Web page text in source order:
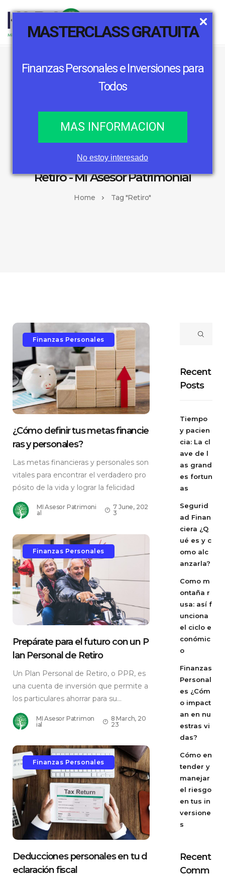
MASTERCLASS GRATUITA
Finanzas Personales e Inversiones para
Todos
MAS INFORMACION
No estoy interesado
Retiro - Mi Asesor Patrimonial
Home Tag "Retiro"
Finanzas Personales
¿Cómo definir tus metas financie
ras y personales?
Las metas financieras y personales son
vitales para encontrar el verdadero pro
pósito de la vida y lograr la felicidad
MI Asesor Patrimoni
al
7 June, 202
3
Finanzas Personales
Prepárate para el futuro con un P
lan Personal de Retiro
Un Plan Personal de Retiro, o PPR, es
una cuenta de inversión que permite a
los particulares ahorrar para su...
MI Asesor Patrimon
ial
8 March, 20
23
Finanzas Personales
Deducciones personales en tu d
eclaración fiscal
Recent
Posts
Tiempo
y pacien
cia: La cl
ave de l
as grand
es fortun
as
Segurid
ad Finan
ciera ¿Q
ué es y c
omo alc
anzarla?
Como m
ontaña r
usa: así f
unciona
el ciclo e
conómic
o
Finanzas
Personal
es ¿Cóm
o impact
an en nu
estras vi
das?
Cómo en
tender y
manejar
el riesgo
en tus in
versione
s
Recent
Comm